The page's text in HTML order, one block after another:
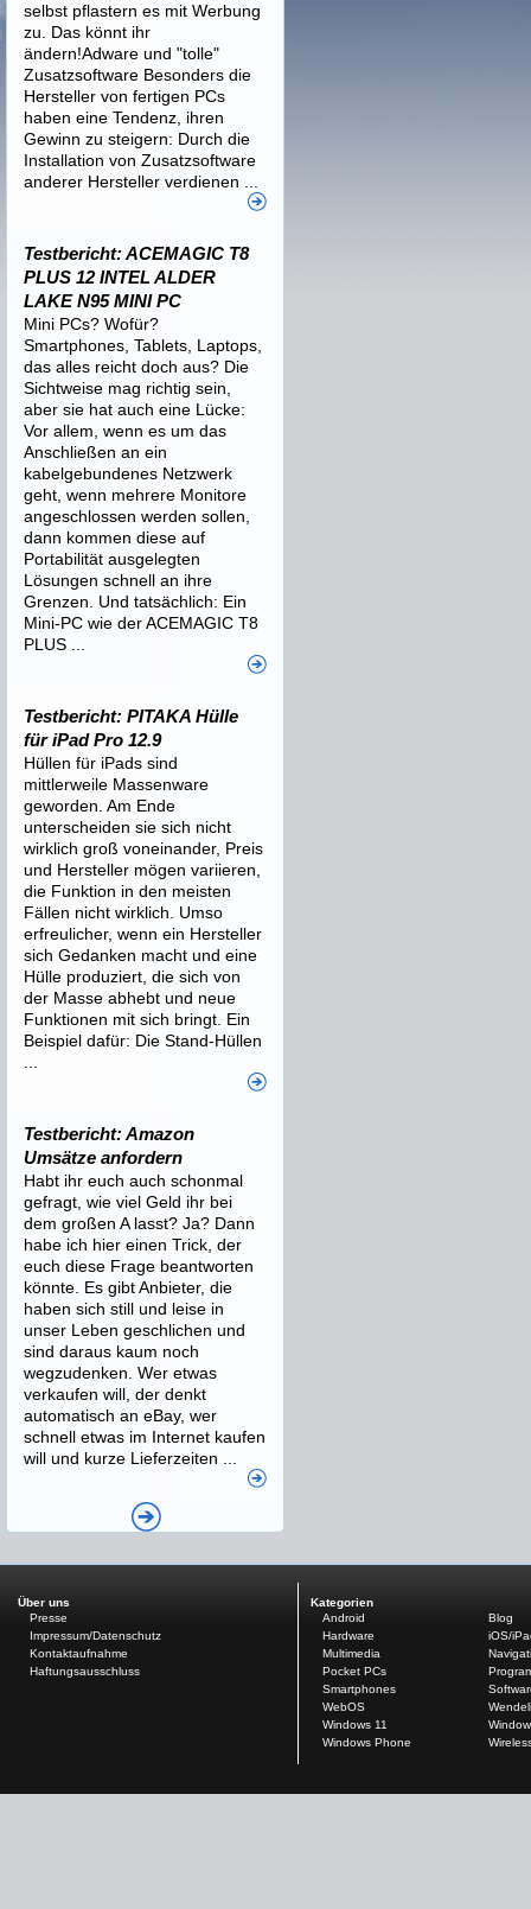
selbst pflastern es mit Werbung
zu. Das könnt ihr
ändern!Adware und "tolle"
Zusatzsoftware Besonders die
Hersteller von fertigen PCs
haben eine Tendenz, ihren
Gewinn zu steigern: Durch die
Installation von Zusatzsoftware
anderer Hersteller verdienen ...
Testbericht: ACEMAGIC T8
PLUS 12 INTEL ALDER
LAKE N95 MINI PC
Mini PCs? Wofür?
Smartphones, Tablets, Laptops,
das alles reicht doch aus? Die
Sichtweise mag richtig sein,
aber sie hat auch eine Lücke:
Vor allem, wenn es um das
Anschließen an ein
kabelgebundenes Netzwerk
geht, wenn mehrere Monitore
angeschlossen werden sollen,
dann kommen diese auf
Portabilität ausgelegten
Lösungen schnell an ihre
Grenzen. Und tatsächlich: Ein
Mini-PC wie der ACEMAGIC T8
PLUS ...
Testbericht: PITAKA Hülle
für iPad Pro 12.9
Hüllen für iPads sind
mittlerweile Massenware
geworden. Am Ende
unterscheiden sie sich nicht
wirklich groß voneinander, Preis
und Hersteller mögen variieren,
die Funktion in den meisten
Fällen nicht wirklich. Umso
erfreulicher, wenn ein Hersteller
sich Gedanken macht und eine
Hülle produziert, die sich von
der Masse abhebt und neue
Funktionen mit sich bringt. Ein
Beispiel dafür: Die Stand-Hüllen
Testbericht: Amazon
Umsätze anfordern
Habt ihr euch auch schonmal
gefragt, wie viel Geld ihr bei
dem großen A lasst? Ja? Dann
habe ich hier einen Trick, der
euch diese Frage beantworten
könnte. Es gibt Anbieter, die
haben sich still und leise in
unser Leben geschlichen und
sind daraus kaum noch
wegzudenken. Wer etwas
verkaufen will, der denkt
automatisch an eBay, wer
schnell etwas im Internet kaufen
will und kurze Lieferzeiten ...
Über uns
Presse
Impressum/Datenschutz
Kontaktaufnahme
Haftungsausschluss
Kategorien
Android
Blog
Hardware
iOS/
Multimedia
Pocket PCs
Smartphones
WebOS
Windows 11
Windows Phone